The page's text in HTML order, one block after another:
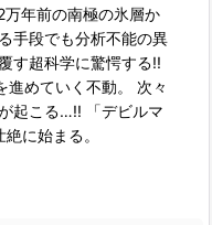
万年前の南極の氷層か
手段でも分析不能の異
す超科学に驚愕する!!
進めていく不動。 次々
起こる…!! 「デビルマ
に始まる。